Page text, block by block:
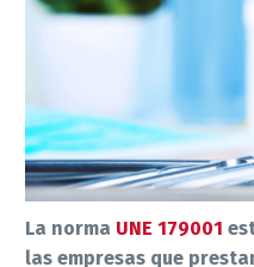
La norma UNE 179001
las empresas que